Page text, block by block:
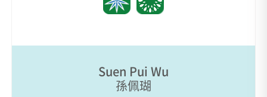
Suen Pui Wu
孫佩瑚